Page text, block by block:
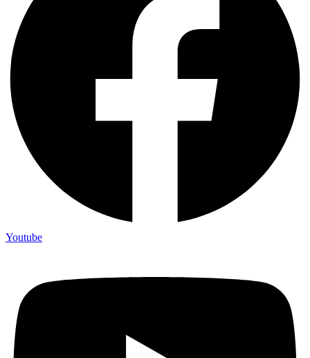
Youtube